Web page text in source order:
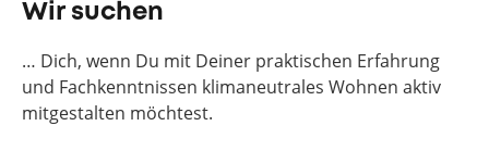
Wir suchen
… Dich, wenn Du mit Deiner praktischen Erfahrung
und Fachkenntnissen klimaneutrales Wohnen aktiv
mitgestalten möchtest.